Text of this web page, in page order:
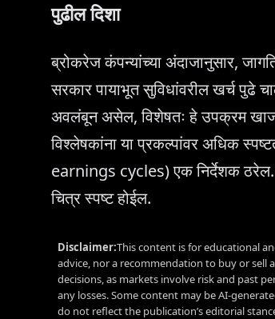
पुढील दिशा
ब्रोकरेज कंपन्यांच्या अंदाजानुसार,
सरकार पायाभूत सुविधांवरील खर्च पुढे
अवलंबून असेल, विशेषतः हे उपक्रम
विश्लेषकांना या प्रकल्पांवर अधिक
earnings cycles) एक निर्देशक ठरेल.
चित्र स्पष्ट होईल.
Disclaimer:This content is for educational
advice, nor a recommendation to buy or sell
decisions, as markets involve risk and past
any losses. Some content may be AI-
do not reflect the publication’s editorial